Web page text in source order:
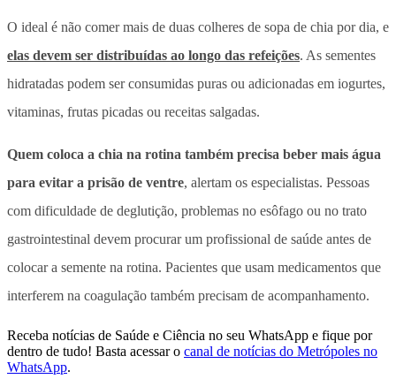
O ideal é não comer mais de duas colheres de sopa de chia por dia, e
elas devem ser distribuídas ao longo das refeições. As sementes
hidratadas podem ser consumidas puras ou adicionadas em iogurtes,
vitaminas, frutas picadas ou receitas salgadas.
Quem coloca a chia na rotina também precisa beber mais água
para evitar a prisão de ventre, alertam os especialistas. Pessoas
com dificuldade de deglutição, problemas no esôfago ou no trato
gastrointestinal devem procurar um profissional de saúde antes de
colocar a semente na rotina. Pacientes que usam medicamentos que
interferem na coagulação também precisam de acompanhamento.
Receba notícias de Saúde e Ciência no seu WhatsApp e fique por
dentro de tudo! Basta acessar o canal de notícias do Metrópoles no
WhatsApp.